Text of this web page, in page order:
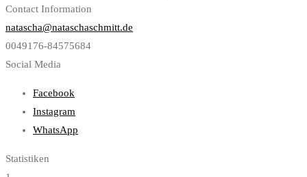
Contact Information
natascha@nataschaschmitt.de
0049176-84575684
Social Media
Facebook
Instagram
WhatsApp
Statistiken